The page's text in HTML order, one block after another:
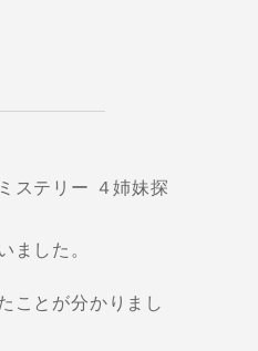
ステリー ４姉妹探
した。
ことが分かりまし